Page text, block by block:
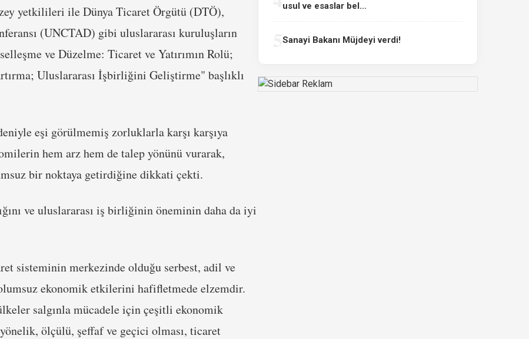
yetkilileri ile Dünya Ticaret Örgütü (DTÖ),
(UNCTAD) gibi uluslararası kuruluşların
ve Düzelme: Ticaret ve Yatırımın Rolü;
Uluslararası İşbirliğini Geliştirme" başlıklı
eşi görülmemiş zorluklarla karşı karşıya
hem arz hem de talep yönünü vurarak,
bir noktaya getirdiğine dikkati çekti.
ve uluslararası iş birliğinin öneminin daha da iyi
sisteminin merkezinde olduğu serbest, adil ve
ekonomik etkilerini hafifletmede elzemdir.
salgınla mücadele için çeşitli ekonomik
ölçülü, şeffaf ve geçici olması, ticaret
usul ve esaslar bel...
Sanayi Bakanı Müjdeyi verdi!